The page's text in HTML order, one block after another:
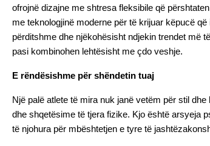
ofrojnë dizajne me shtresa fleksibile që
me teknologjinë moderne për të krijuar këpucë
përditshme dhe njëkohësisht ndjekin trendet më
pasi kombinohen lehtësisht me çdo veshje.
E rëndësishme për shëndetin tuaj
Një palë atlete të mira nuk janë vetëm për stil
dhe shqetësime të tjera fizike. Kjo është arsyeja
të njohura për mbështetjen e tyre të